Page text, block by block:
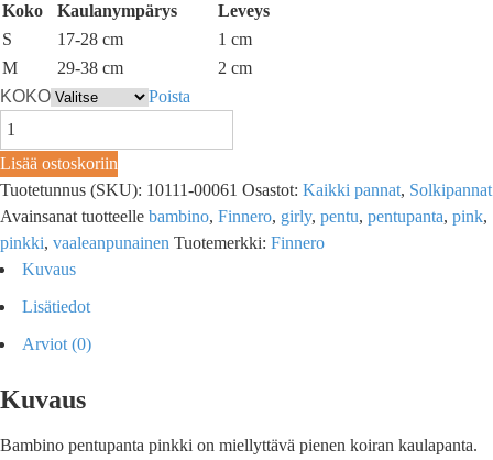
Koko
Kaulanympärys
Leveys
S
17-28 cm
1 cm
M
29-38 cm
2 cm
KOKO
Poista
Lisää ostoskoriin
Tuotetunnus (SKU): 10111-00061 Osastot: Kaikki pannat, Solkipannat
Avainsanat tuotteelle bambino, Finnero, girly, pentu, pentupanta, pink,
pinkki, vaaleanpunainen Tuotemerkki: Finnero
Kuvaus
Lisätiedot
Arviot (0)
Kuvaus
Bambino pentupanta pinkki on miellyttävä pienen koiran kaulapanta.